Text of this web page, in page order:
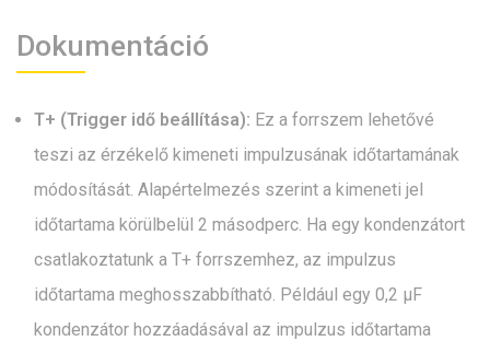
Dokumentáció
T+ (Trigger idő beállítása): Ez a forrszem lehetővé
teszi az érzékelő kimeneti impulzusának időtartamának
módosítását. Alapértelmezés szerint a kimeneti jel
időtartama körülbelül 2 másodperc. Ha egy kondenzátort
csatlakoztatunk a T+ forrszemhez, az impulzus
időtartama meghosszabbítható. Például egy 0,2 µF
kondenzátor hozzáadásával az impulzus időtartama